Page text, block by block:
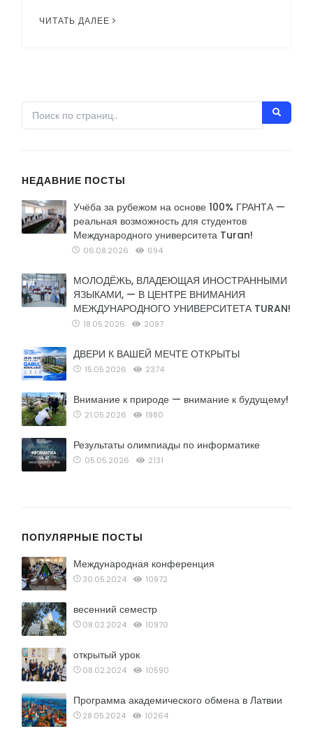
ЧИТАТЬ ДАЛЕЕ
НЕДАВНИЕ ПОСТЫ
Учёба за рубежом на основе 100% ГРАНТА —
реальная возможность для студентов
Международного университета Turan!
06.08.2026 694
МОЛОДЁЖЬ, ВЛАДЕЮЩАЯ ИНОСТРАННЫМИ
ЯЗЫКАМИ, — В ЦЕНТРЕ ВНИМАНИЯ
МЕЖДУНАРОДНОГО УНИВЕРСИТЕТА TURAN!
18.05.2026 2097
ДВЕРИ К ВАШЕЙ МЕЧТЕ ОТКРЫТЫ
15.05.2026 2374
Внимание к природе — внимание к будущему!
21.05.2026 1980
Результаты олимпиады по информатике
05.05.2026 2131
ПОПУЛЯРНЫЕ ПОСТЫ
Международная конференция
30.05.2024 10972
весенний семестр
08.02.2024 10970
открытый урок
08.02.2024 10590
Программа академического обмена в Латвии
28.05.2024 10264